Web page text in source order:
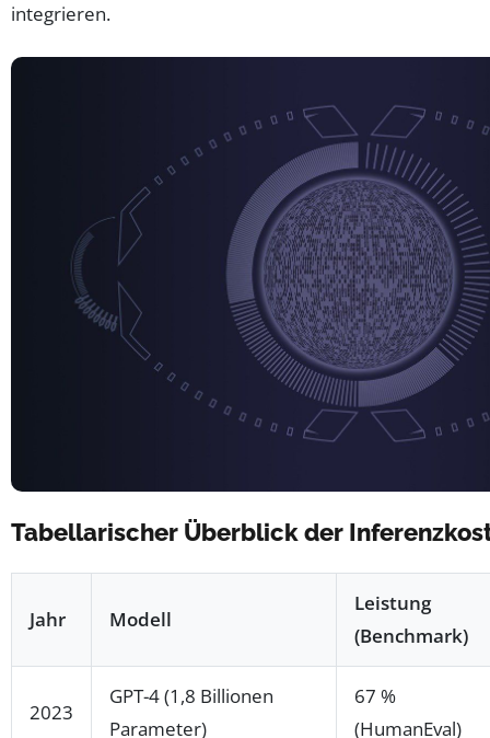
integrieren.
Tabellarischer Überblick der
Jahr Modell
Leistung
(Benchmark)
2023
GPT-4 (1,8 Billionen
Parameter)
67 %
(HumanEval)